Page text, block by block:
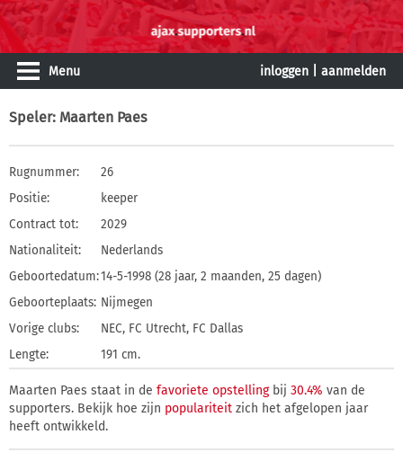
Menu inloggen aanmelden
Speler: Maarten Paes
Rugnummer:
26
Positie:
keeper
Contract tot:
2029
Nationaliteit:
Nederlands
Geboortedatum:14-5-1998 (28 jaar, 2 maanden, 25 dagen)
Geboorteplaats: Nijmegen
Vorige clubs:
NEC, FC Utrecht, FC Dallas
Lengte:
191 cm.
Maarten Paes staat in de favoriete opstellingbij 30.4% van de
supporters. Bekijk hoe zijn populariteit zich het afgelopen jaar
heeft ontwikkeld.